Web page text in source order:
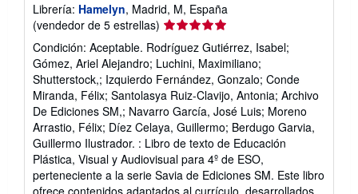
Librería: Hamelyn, Madrid, M, España
(vendedor de 5 estrellas) Calificación
del
vendedor:
5
de
5
estrellas
Condición: Aceptable. Rodríguez Gutiérrez, Isabel;
Gómez, Ariel Alejandro; Luchini, Maximiliano;
Shutterstock,; Izquierdo Fernández, Gonzalo; Conde
Miranda, Félix; Santolasya Ruiz-Clavijo, Antonia; Archivo
De Ediciones SM,; Navarro García, José Luis; Moreno
Arrastio, Félix; Díez Celaya, Guillermo; Berdugo Garvia,
Guillermo Ilustrador. : Libro de texto de Educación
Plástica, Visual y Audiovisual para 4º de ESO,
perteneciente a la serie Savia de Ediciones SM. Este libro